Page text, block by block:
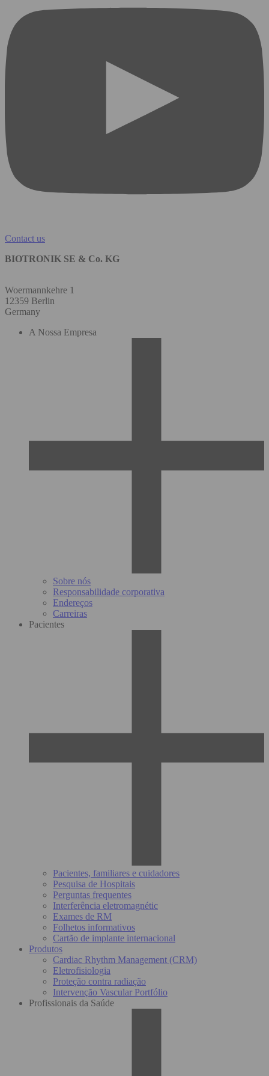
Contact us
BIOTRONIK SE & Co. KG
Woermannkehre 1
12359 Berlin
Germany
A Nossa Empresa
Sobre nós
Responsabilidade corporativa
Endereços
Carreiras
Pacientes
Pacientes, familiares e cuidadores
Pesquisa de Hospitais
Perguntas frequentes
Interferência eletromagnétic
Exames de RM
Folhetos informativos
Cartão de implante internacional
Produtos
Cardiac Rhythm Management (CRM)
Eletrofisiologia
Proteção contra radiação
Intervenção Vascular Portfólio
Profissionais da Saúde